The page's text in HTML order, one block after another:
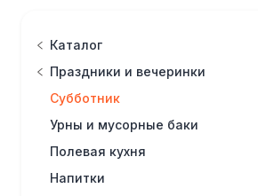
Каталог
Праздники и вечеринки
Субботник
Урны и мусорные баки
Полевая кухня
Напитки